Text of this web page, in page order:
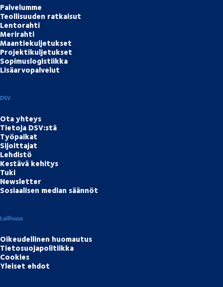
Palvelumme
Teollisuuden ratkaisut
Lentorahti
Merirahti
Maantiekuljetukset
Projektikuljetukset
Sopimuslogistiikka
Lisäarvopalvelut
DSV
Ota yhteys
Tietoja DSV:stä
Työpaikat
Sijoittajat
Lehdistö
Kestävä kehitys
Tuki
Newsletter
Sosiaalisen median säännöt
Laillisuus
Oikeudellinen huomautus
Tietosuojapolitiikka
Cookies
Yleiset ehdot